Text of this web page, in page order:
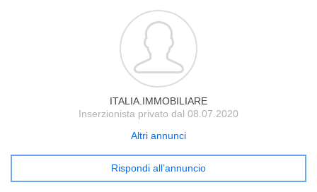
ITALIA.IMMOBILIARE
Inserzionista privato dal 08.07.2020
Altri annunci
Rispondi all’annuncio